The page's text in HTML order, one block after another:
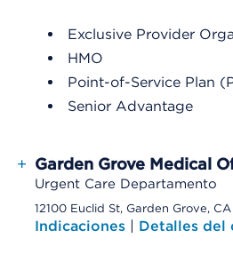
Exclusive Provider
HMO
Point-of-Service Plan
Senior Advantage
+ Garden Grove Medical
Urgent Care Departamento
12100 Euclid St, Garden Grove,
Indicaciones | Detalles del